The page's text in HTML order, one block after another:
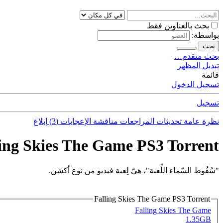
بحث بالعناوين فقط
بواسطة:
بحث
بحث متقدم…
تبديل المظهر
قائمة
تسجيل الدخول
تسجيل
نظرة عامة تحديثات المراجعات مناقشة الإعجابات (3) إبلاغ
Skies The Game PS3 Torrent
"سُقُوط السّماء اللِّعبة"، هيّ لِعبة فيديو من نوع أكشن.
Falling Skies The Game PS3 Torrent
Falling Skies The Game
1.35GB